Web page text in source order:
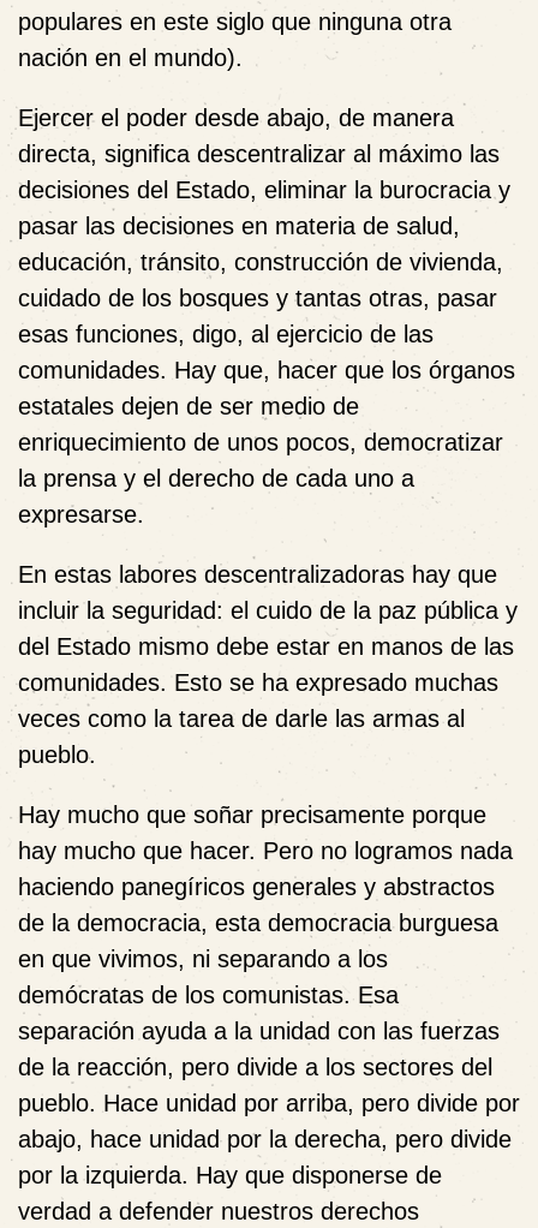
populares en este siglo que ninguna otra
nación en el mundo).
Ejercer el poder desde abajo, de manera
directa, significa descentralizar al máximo las
decisiones del Estado, eliminar la burocracia y
pasar las decisiones en materia de salud,
educación, tránsito, construcción de vivienda,
cuidado de los bosques y tantas otras, pasar
esas funciones, digo, al ejercicio de las
comunidades. Hay que, hacer que los órganos
estatales dejen de ser medio de
enriquecimiento de unos pocos, democratizar
la prensa y el derecho de cada uno a
expresarse.
En estas labores descentralizadoras hay que
incluir la seguridad: el cuido de la paz pública y
del Estado mismo debe estar en manos de las
comunidades. Esto se ha expresado muchas
veces como la tarea de darle las armas al
pueblo.
Hay mucho que soñar precisamente porque
hay mucho que hacer. Pero no logramos nada
haciendo panegíricos generales y abstractos
de la democracia, esta democracia burguesa
en que vivimos, ni separando a los
demócratas de los comunistas. Esa
separación ayuda a la unidad con las fuerzas
de la reacción, pero divide a los sectores del
pueblo. Hace unidad por arriba, pero divide por
abajo, hace unidad por la derecha, pero divide
por la izquierda. Hay que disponerse de
verdad a defender nuestros derechos